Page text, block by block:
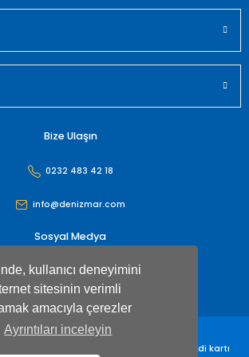
kullanıcı deneyimini
sitesinin verimli
amacıyla çerezler
Ayrıntıları inceleyin
Bize Ulaşın
0232 483 42 18
info@denizmar.com
Sosyal Medya
Anonim Şirketi© Tüm hakları saklıdır. Kredi kartı